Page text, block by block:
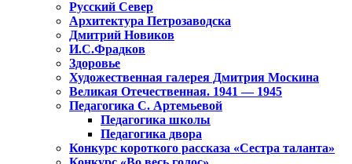
Русский Север
Архитектура Петрозаводска
Дмитрий Новиков
И.С.Фрадков
Здоровье
Художественная галерея Дмитрия Москина
Великая Отечественная. 1941 — 1945
Педагогика С. Артемьевой
Педагогика школы
Педагогика двора
Конкурс короткого рассказа «Сестра таланта»